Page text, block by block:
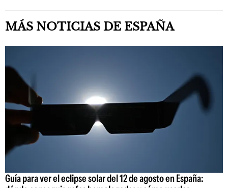
MÁS NOTICIAS DE ESPAÑA
Guía para ver el eclipse solar del 12 de agosto en España: